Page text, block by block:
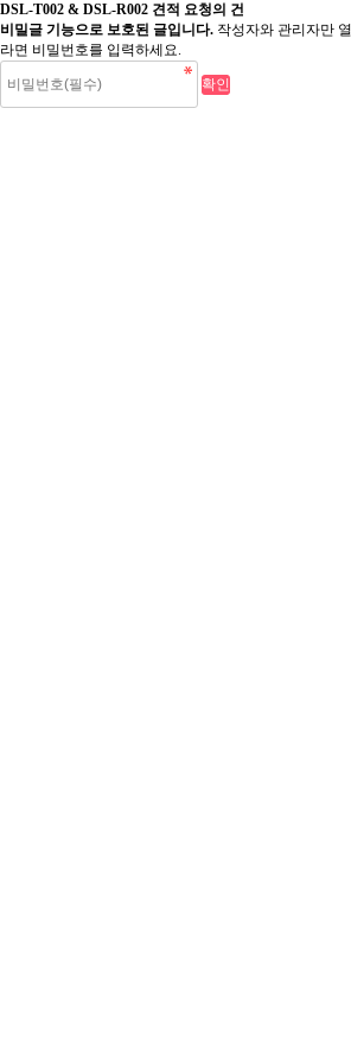
DSL-T002 & DSL-R002 견적 요청의 건
비밀글 기능으로 보호된 글입니다. 작성자와 관리자만
라면 비밀번호를 입력하세요.